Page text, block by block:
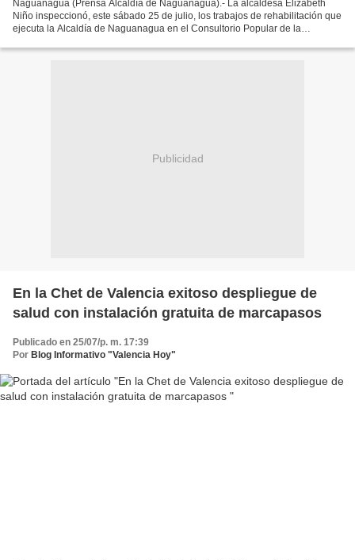
Naguanagua (Prensa Alcaldía de Naguanagua).- La alcaldesa Elizabeth
Niño inspeccionó, este sábado 25 de julio, los trabajos de rehabilitación que
ejecuta la Alcaldía de Naguanagua en el Consultorio Popular de la
Publicidad
En la Chet de Valencia exitoso despliegue de
salud con instalación gratuita de marcapasos
Publicado en 25/07/p. m. 17:39
Por Blog Informativo "Valencia Hoy"